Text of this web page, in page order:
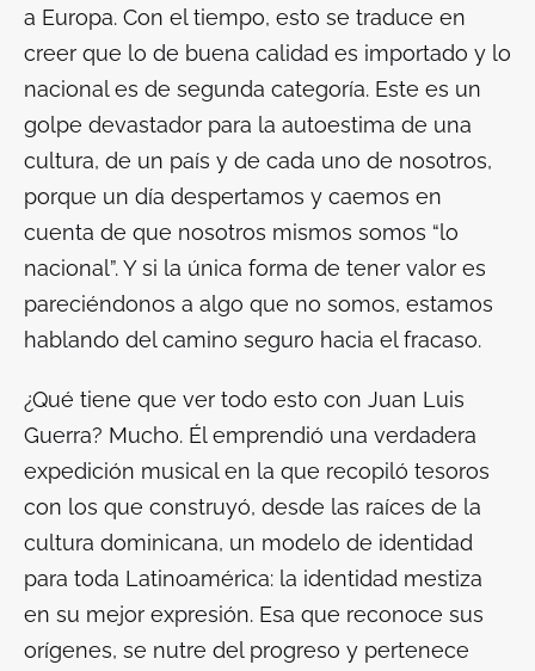
a Europa. Con el tiempo, esto se traduce en
creer que lo de buena calidad es importado y lo
nacional es de segunda categoría. Este es un
golpe devastador para la autoestima de una
cultura, de un país y de cada uno de nosotros,
porque un día despertamos y caemos en
cuenta de que nosotros mismos somos “lo
nacional”. Y si la única forma de tener valor es
pareciéndonos a algo que no somos, estamos
hablando del camino seguro hacia el fracaso.
¿Qué tiene que ver todo esto con Juan Luis
Guerra? Mucho. Él emprendió una verdadera
expedición musical en la que recopiló tesoros
con los que construyó, desde las raíces de la
cultura dominicana, un modelo de identidad
para toda Latinoamérica: la identidad mestiza
en su mejor expresión. Esa que reconoce sus
orígenes, se nutre del progreso y pertenece